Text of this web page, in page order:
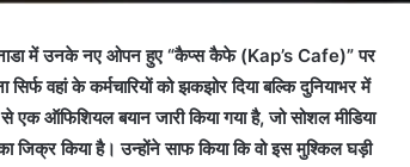
में उनके नए ओपन हुए “कैप्स कैफे (Kap’s Cafe)” पर
वहां के कर्मचारियों को झकझोर दिया बल्कि दुनियाभर में
ऑफिशियल बयान जारी किया गया है, जो सोशल मीडिया
किया है। उन्होंने साफ किया कि वो इस मुश्किल घड़ी